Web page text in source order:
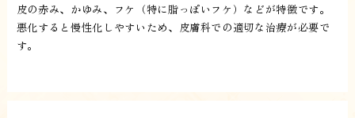
皮の赤み、かゆみ、フケ（特に脂っぽいフケ）などが特徴です。
悪化すると慢性化しやすいため、皮膚科での適切な治療が必要で
す。